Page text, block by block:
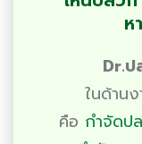
ห
Dr.ป
ในด้าน
คือ กำจัดป